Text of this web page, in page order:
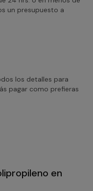
un presupuesto a
los detalles para
pagar como prefieras
en